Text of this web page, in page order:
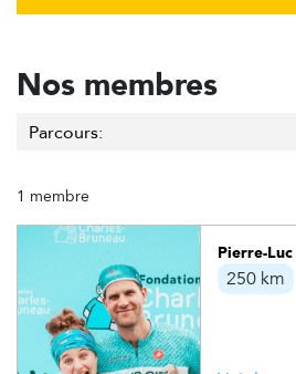
Nos membres
1 membre
Pierre-
250 km